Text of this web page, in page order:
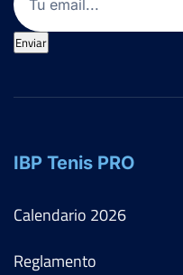
Enviar
IBP Tenis PRO
Calendario 2026
Reglamento